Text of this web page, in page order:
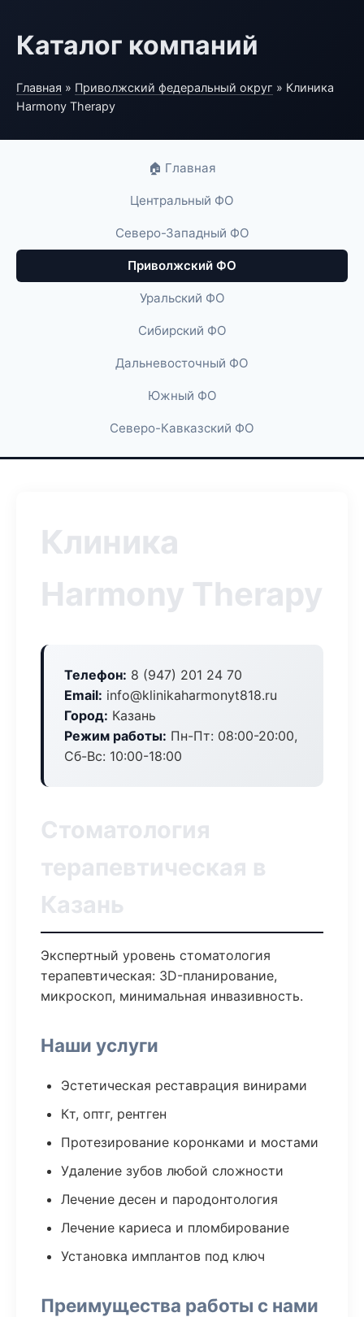
Каталог компаний
Главная » Приволжский федеральный округ » Клиника
Harmony Therapy
🏠 Главная
Центральный ФО
Северо-Западный ФО
Приволжский ФО
Уральский ФО
Сибирский ФО
Дальневосточный ФО
Южный ФО
Северо-Кавказский ФО
Клиника
Harmony Therapy
Телефон: 8 (947) 201 24 70
Email: info@klinikaharmonyt818.ru
Город: Казань
Режим работы: Пн-Пт: 08:00-20:00,
Сб-Вс: 10:00-18:00
Стоматология
терапевтическая в
Казань
Экспертный уровень стоматология
терапевтическая: 3D-планирование,
микроскоп, минимальная инвазивность.
Наши услуги
Эстетическая реставрация винирами
Кт, оптг, рентген
Протезирование коронками и мостами
Удаление зубов любой сложности
Лечение десен и пародонтология
Лечение кариеса и пломбирование
Установка имплантов под ключ
Преимущества работы с нами